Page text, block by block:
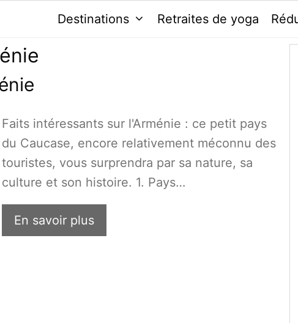
Destinations Retraites de yoga
Faits intéressants sur l'Arménie : ce petit pays
du Caucase, encore relativement méconnu des
touristes, vous surprendra par sa nature, sa
culture et son histoire. 1. Pays…
En savoir plus